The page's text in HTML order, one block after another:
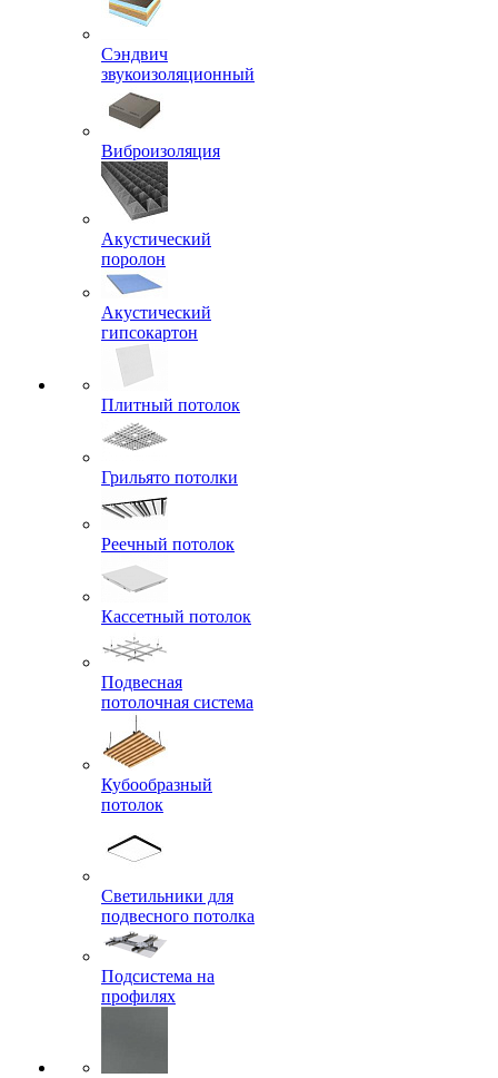
Сэндвич
звукоизоляционный
Виброизоляция
Акустический
поролон
Акустический
гипсокартон
Плитный потолок
Грильято потолки
Реечный потолок
Кассетный потолок
Подвесная
потолочная система
Кубообразный
потолок
Светильники для
подвесного потолка
Подсистема на
профилях